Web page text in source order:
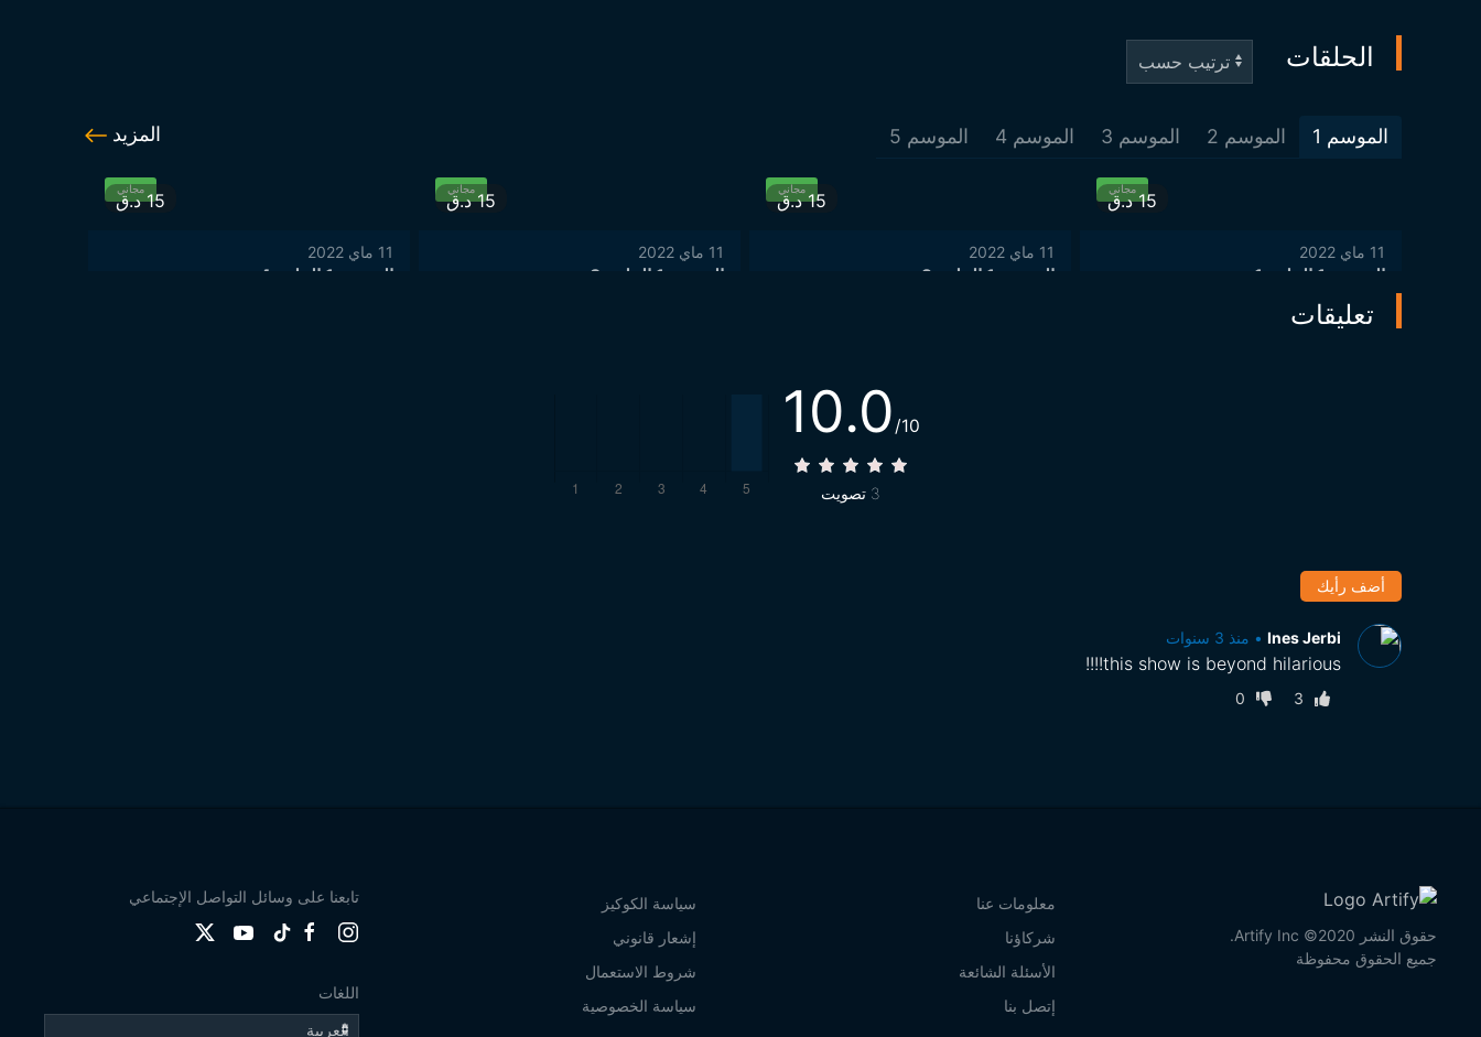
الحلقات
الموسم 1 الموسم 2 الموسم 3 الموسم 4 الموسم 5 المزيد
مجاني15 د.ق
11 ماي 2022
الموسم 1 الحلقة 1
مجاني15 د.ق
11 ماي 2022
الموسم 1 الحلقة 2
مجاني15 د.ق
11 ماي 2022
الموسم 1 الحلقة 3
مجاني15 د.ق
11 ماي 2022
الموسم 1 الحلقة 4
تعليقات
10.0 /10
3 تصويت
أضف رأيك
Ines Jerbi
• منذ 3 سنوات
this show is beyond hilarious!!!!
3
0
حقوق النشر 2020© Artify Inc.
جميع الحقوق محفوظة
معلومات عنا
شركاؤنا
الأسئلة الشائعة
إتصل بنا
سياسة الكوكيز
إشعار قانوني
شروط الاستعمال
سياسة الخصوصية
تابعنا على وسائل التواصل الإجتماعي
اللغات